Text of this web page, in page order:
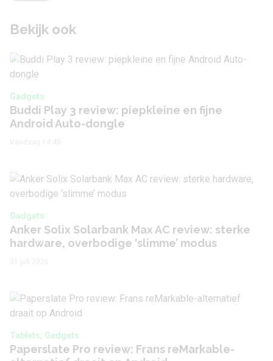
Bekijk ook
Gadgets
Buddi Play 3 review: piepkleine en fijne
Android Auto-dongle
Gadgets
Anker Solix Solarbank Max AC review: sterke
hardware, overbodige ‘slimme’ modus
Tablets, Gadgets
Paperslate Pro review: Frans reMarkable-